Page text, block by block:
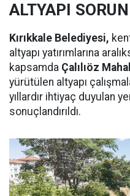
ALTYAPI
Kırıkkale Belediyesi,
altyapı yatırımlarına
kapsamda Çalılıöz
yürütülen altyapı
yıllardır ihtiyaç duyulan
sonuçlandırıldı.